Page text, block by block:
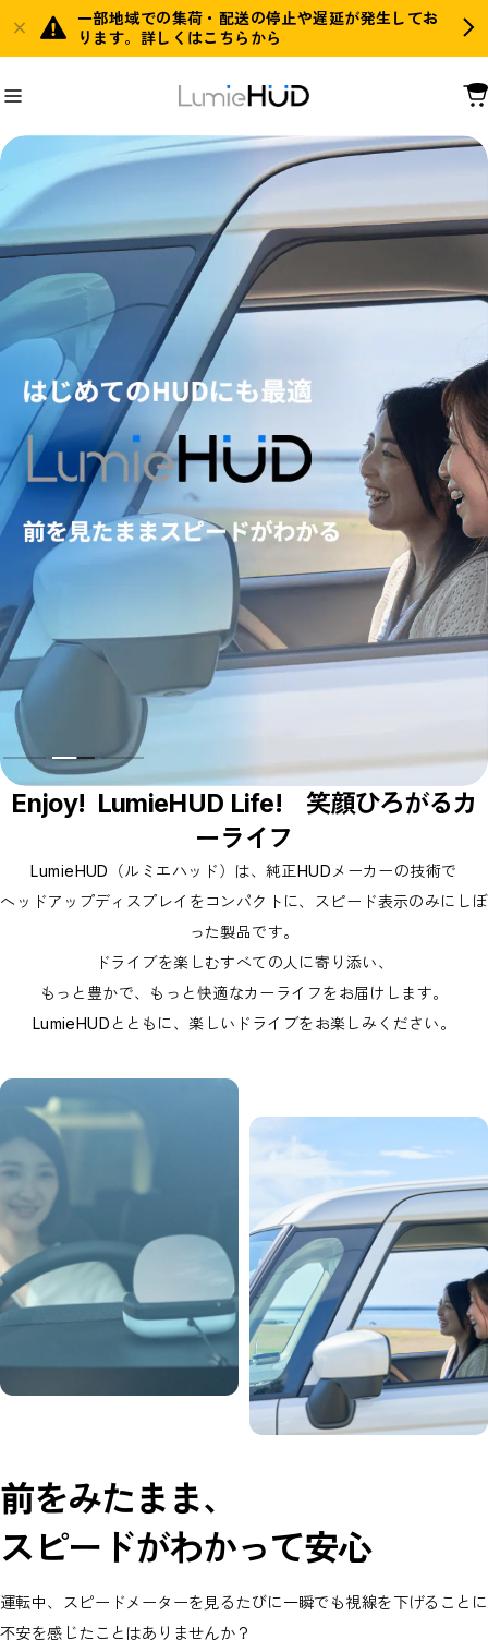
一部地域での集荷・配送の停止や遅延が発生してお
ります。詳しくはこちらから
Enjoy! LumieHUD Life! 笑顔ひろがるカ
ーライフ
LumieHUD（ルミエハッド）は、純正HUDメーカーの技術で
ヘッドアップディスプレイをコンパクトに、スピード表示のみにしぼ
った製品です。
ドライブを楽しむすべての人に寄り添い、
もっと豊かで、もっと快適なカーライフをお届けします。
LumieHUDとともに、楽しいドライブをお楽しみください。
前をみたまま、
スピードがわかって安心
運転中、スピードメーターを見るたびに一瞬でも視線を下げることに
不安を感じたことはありませんか？